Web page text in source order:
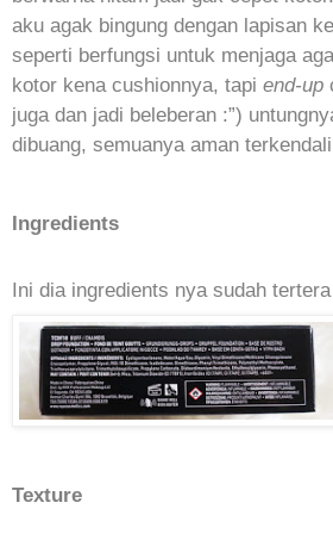
aku agak bingung dengan lapisan
seperti berfungsi untuk menjaga
kotor kena cushionnya, tapi end-up
juga dan jadi beleberan :”)
dibuang, semuanya aman
Ingredients
Ini dia ingredients nya sudah
Texture